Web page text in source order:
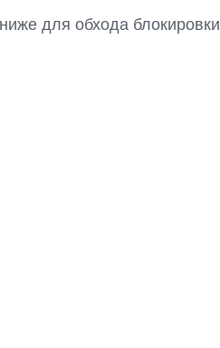
для обхода блокировки